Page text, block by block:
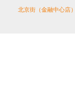
北京街（金融中心店）